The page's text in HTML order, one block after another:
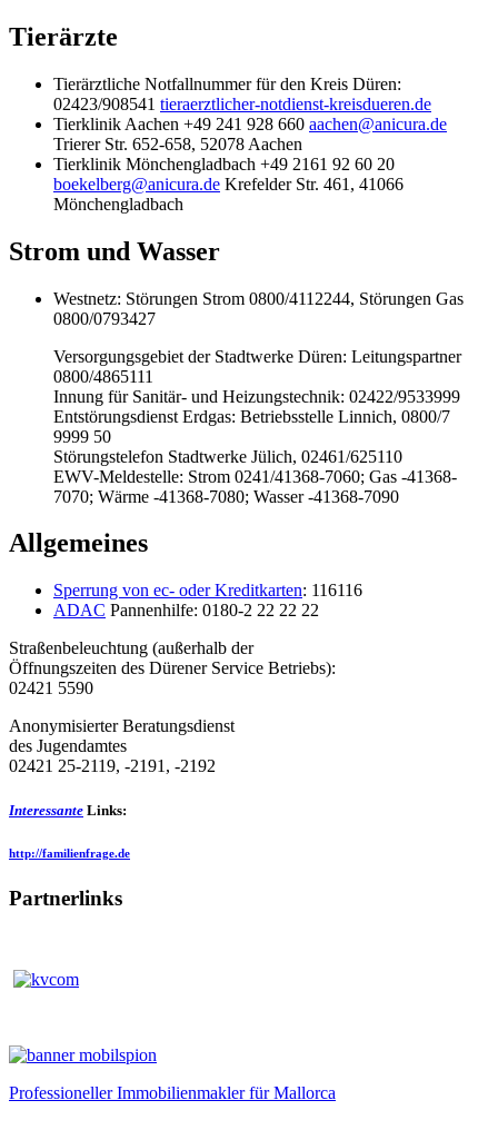
Tierärzte
Tierärztliche Notfallnummer für den Kreis Düren:
02423/908541 tieraerztlicher-notdienst-kreisdueren.de
Tierklinik Aachen +49 241 928 660 aachen@anicura.de
Trierer Str. 652-658, 52078 Aachen
Tierklinik Mönchengladbach +49 2161 92 60 20
boekelberg@anicura.de Krefelder Str. 461, 41066
Mönchengladbach
Strom und Wasser
Westnetz: Störungen Strom 0800/4112244, Störungen Gas
0800/0793427
Versorgungsgebiet der Stadtwerke Düren: Leitungspartner
0800/4865111
Innung für Sanitär- und Heizungstechnik: 02422/9533999
Entstörungsdienst Erdgas: Betriebsstelle Linnich, 0800/7
9999 50
Störungstelefon Stadtwerke Jülich, 02461/625110
EWV-Meldestelle: Strom 0241/41368-7060; Gas -41368-
7070; Wärme -41368-7080; Wasser -41368-7090
Allgemeines
Sperrung von ec- oder Kreditkarten: 116116
ADAC Pannenhilfe: 0180-2 22 22 22
Straßenbeleuchtung (außerhalb der
Öffnungszeiten des Dürener Service Betriebs):
02421 5590
Anonymisierter Beratungsdienst
des Jugendamtes
02421 25-2119, -2191, -2192
Interessante Links:
http://familienfrage.de
Partnerlinks
Professioneller Immobilienmakler für Mallorca